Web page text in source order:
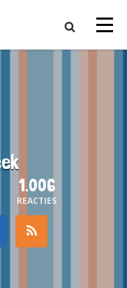
1.006
REACTIES